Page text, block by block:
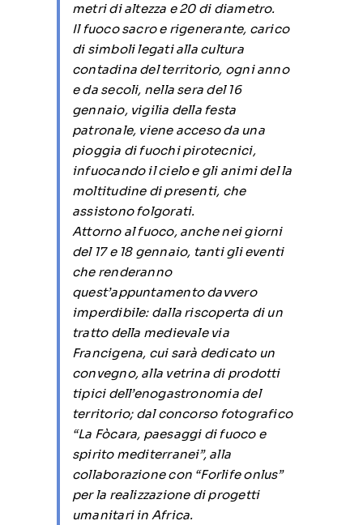
metri di altezza e 20 di diametro.
Il fuoco sacro e rigenerante, carico
di simboli legati alla cultura
contadina del territorio, ogni anno
e da secoli, nella sera del 16
gennaio, vigilia della festa
patronale, viene acceso da una
pioggia di fuochi pirotecnici,
infuocando il cielo e gli animi del la
moltitudine di presenti, che
assistono folgorati.
Attorno al fuoco, anche nei giorni
del 17 e 18 gennaio, tanti gli eventi
che renderanno
quest’appuntamento davvero
imperdibile: dalla riscoperta di un
tratto della medievale via
Francigena, cui sarà dedicato un
convegno, alla vetrina di prodotti
tipici dell’enogastronomia del
territorio; dal concorso fotografico
“La Fòcara, paesaggi di fuoco e
spirito mediterranei”, alla
collaborazione con “Forlife onlus”
per la realizzazione di progetti
umanitari in Africa.